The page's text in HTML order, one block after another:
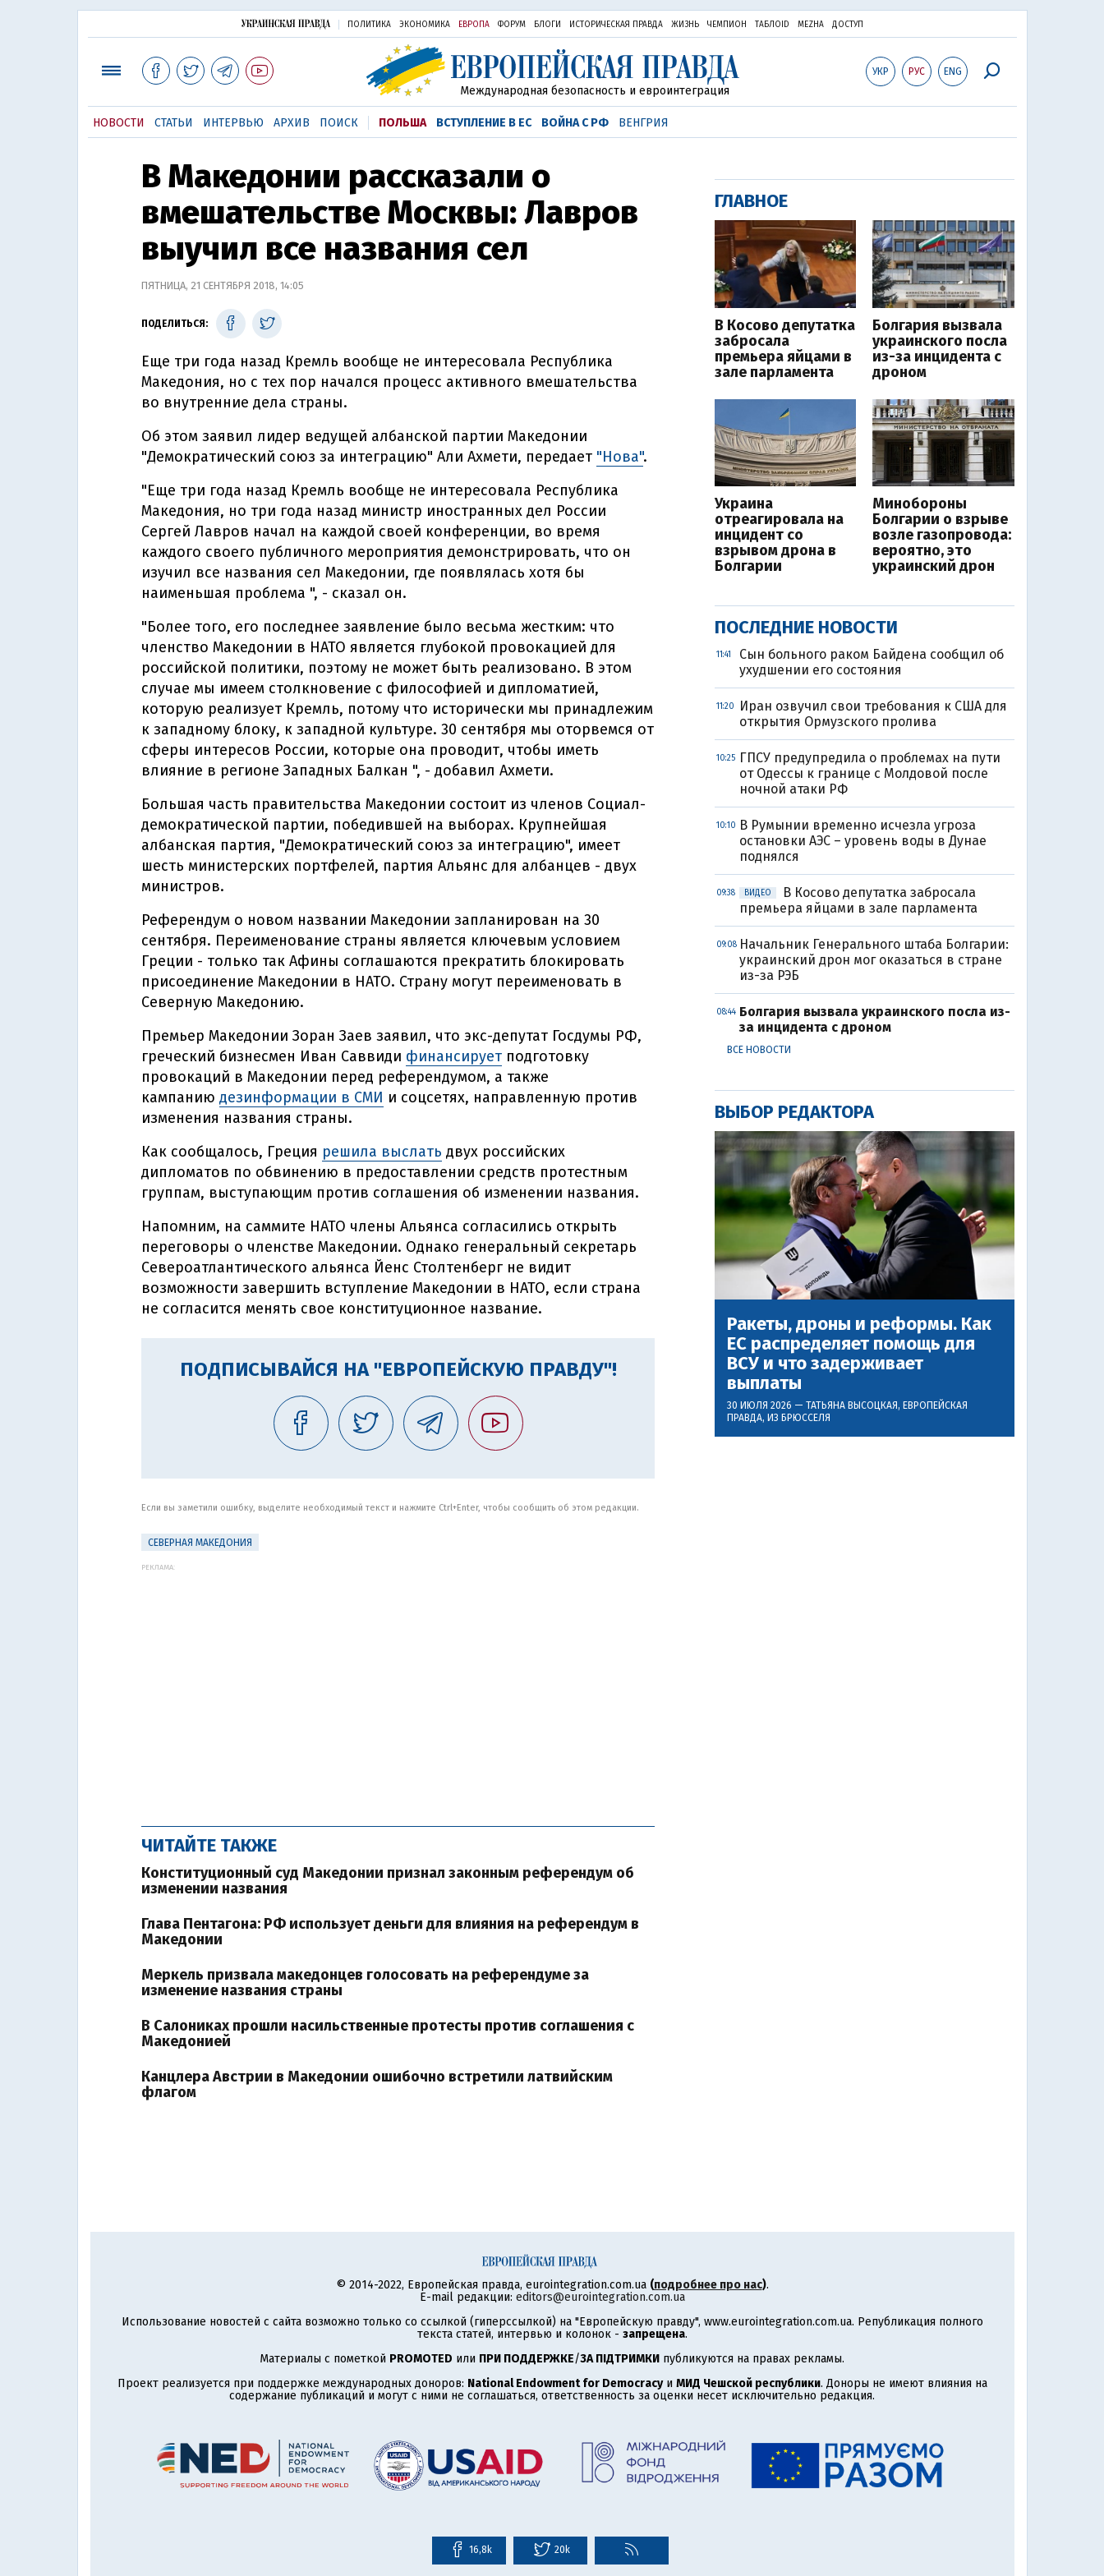
ПОЛИТИКА ЭКОНОМИКА ЕВРОПА ФОРУМ БЛОГИ ИСТОРИЧЕСКАЯ ПРАВДА ЖИЗНЬ ЧЕМПИОН ТАБЛОID MEZHA ДОСТУП
УКР РУС ENG
Международная безопасность и евроинтеграция
НОВОСТИ СТАТЬИ ИНТЕРВЬЮ АРХИВ ПОИСК ПОЛЬША ВСТУПЛЕНИЕ В ЕС ВОЙНА С РФ ВЕНГРИЯ
В Македонии рассказали о
вмешательстве Москвы: Лавров
выучил все названия сел
ПЯТНИЦА, 21 СЕНТЯБРЯ 2018, 14:05
ПОДЕЛИТЬСЯ:
Еще три года назад Кремль вообще не интересовала Республика
Македония, но с тех пор начался процесс активного вмешательства
во внутренние дела страны.
Об этом заявил лидер ведущей албанской партии Македонии
"Демократический союз за интеграцию" Али Ахмети, передает "Нова".
"Еще три года назад Кремль вообще не интересовала Республика
Македония, но три года назад министр иностранных дел России
Сергей Лавров начал на каждой своей конференции, во время
каждого своего публичного мероприятия демонстрировать, что он
изучил все названия сел Македонии, где появлялась хотя бы
наименьшая проблема ", - сказал он.
"Более того, его последнее заявление было весьма жестким: что
членство Македонии в НАТО является глубокой провокацией для
российской политики, поэтому не может быть реализовано. В этом
случае мы имеем столкновение с философией и дипломатией,
которую реализует Кремль, потому что исторически мы принадлежим
к западному блоку, к западной культуре. 30 сентября мы оторвемся от
сферы интересов России, которые она проводит, чтобы иметь
влияние в регионе Западных Балкан ", - добавил Ахмети.
Большая часть правительства Македонии состоит из членов Социал-
демократической партии, победившей на выборах. Крупнейшая
албанская партия, "Демократический союз за интеграцию", имеет
шесть министерских портфелей, партия Альянс для албанцев - двух
министров.
Референдум о новом названии Македонии запланирован на 30
сентября. Переименование страны является ключевым условием
Греции - только так Афины соглашаются прекратить блокировать
присоединение Македонии в НАТО. Страну могут переименовать в
Северную Македонию.
Премьер Македонии Зоран Заев заявил, что экс-депутат Госдумы РФ,
греческий бизнесмен Иван Саввиди финансирует подготовку
провокаций в Македонии перед референдумом, а также
кампанию дезинформации в СМИ и соцсетях, направленную против
изменения названия страны.
Как сообщалось, Греция решила выслать двух российских
дипломатов по обвинению в предоставлении средств протестным
группам, выступающим против соглашения об изменении названия.
Напомним, на саммите НАТО члены Альянса согласились открыть
переговоры о членстве Македонии. Однако генеральный секретарь
Североатлантического альянса Йенс Столтенберг не видит
возможности завершить вступление Македонии в НАТО, если страна
не согласится менять свое конституционное название.
ПОДПИСЫВАЙСЯ НА "ЕВРОПЕЙСКУЮ ПРАВДУ"!
Если вы заметили ошибку, выделите необходимый текст и нажмите Ctrl+Enter, чтобы сообщить об этом редакции.
СЕВЕРНАЯ МАКЕДОНИЯ
РЕКЛАМА:
ЧИТАЙТЕ ТАКЖЕ
Конституционный суд Македонии признал законным референдум об
изменении названия
Глава Пентагона: РФ использует деньги для влияния на референдум в
Македонии
Меркель призвала македонцев голосовать на референдуме за
изменение названия страны
В Салониках прошли насильственные протесты против соглашения с
Македонией
Канцлера Австрии в Македонии ошибочно встретили латвийским
флагом
ГЛАВНОЕ
В Косово депутатка
забросала
премьера яйцами в
зале парламента
Болгария вызвала
украинского посла
из-за инцидента с
дроном
Украина
отреагировала на
инцидент со
взрывом дрона в
Болгарии
Минобороны
Болгарии о взрыве
возле газопровода:
вероятно, это
украинский дрон
ПОСЛЕДНИЕ НОВОСТИ
11:41
Сын больного раком Байдена сообщил об
ухудшении его состояния
11:20
Иран озвучил свои требования к США для
открытия Ормузского пролива
10:25
ГПСУ предупредила о проблемах на пути
от Одессы к границе с Молдовой после
ночной атаки РФ
10:10
В Румынии временно исчезла угроза
остановки АЭС – уровень воды в Дунае
поднялся
09:38 ВИДЕО
В Косово депутатка забросала
премьера яйцами в зале парламента
09:08 Начальник Генерального штаба Болгарии:
украинский дрон мог оказаться в стране
из-за РЭБ
08:44 Болгария вызвала украинского посла из-
за инцидента с дроном
ВСЕ НОВОСТИ
ВЫБОР РЕДАКТОРА
Ракеты, дроны и реформы. Как
ЕС распределяет помощь для
ВСУ и что задерживает
выплаты
30 ИЮЛЯ 2026 — ТАТЬЯНА ВЫСОЦКАЯ, ЕВРОПЕЙСКАЯ
ПРАВДА, ИЗ БРЮССЕЛЯ
© 2014-2022, Европейская правда, eurointegration.com.ua (подробнее про нас).
E-mail редакции: editors@eurointegration.com.ua
Использование новостей с сайта возможно только со ссылкой (гиперссылкой) на "Европейскую правду", www.eurointegration.com.ua. Републикация полного
текста статей, интервью и колонок - запрещена.
Материалы с пометкой PROMOTED или ПРИ ПОДДЕРЖКЕ/ЗА ПІДТРИМКИ публикуются на правах рекламы.
Проект реализуется при поддержке международных доноров: National Endowment for Democracyи МИД Чешской республики. Доноры не имеют влияния на
содержание публикаций и могут с ними не соглашаться, ответственность за оценки несет исключительно редакция.
16,8k 20k